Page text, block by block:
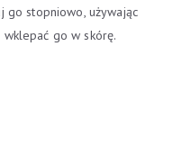
go stopniowo, używając
go w skórę.